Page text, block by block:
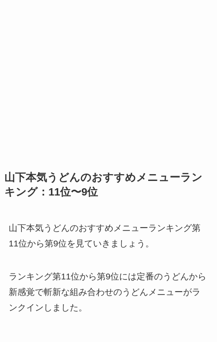
山下本気うどんのおすすめメニューラン
キング：11位〜9位
山下本気うどんのおすすめメニューランキング第
11位から第9位を見ていきましょう。
ランキング第11位から第9位には定番のうどんから
新感覚で斬新な組み合わせのうどんメニューがラ
ンクインしました。